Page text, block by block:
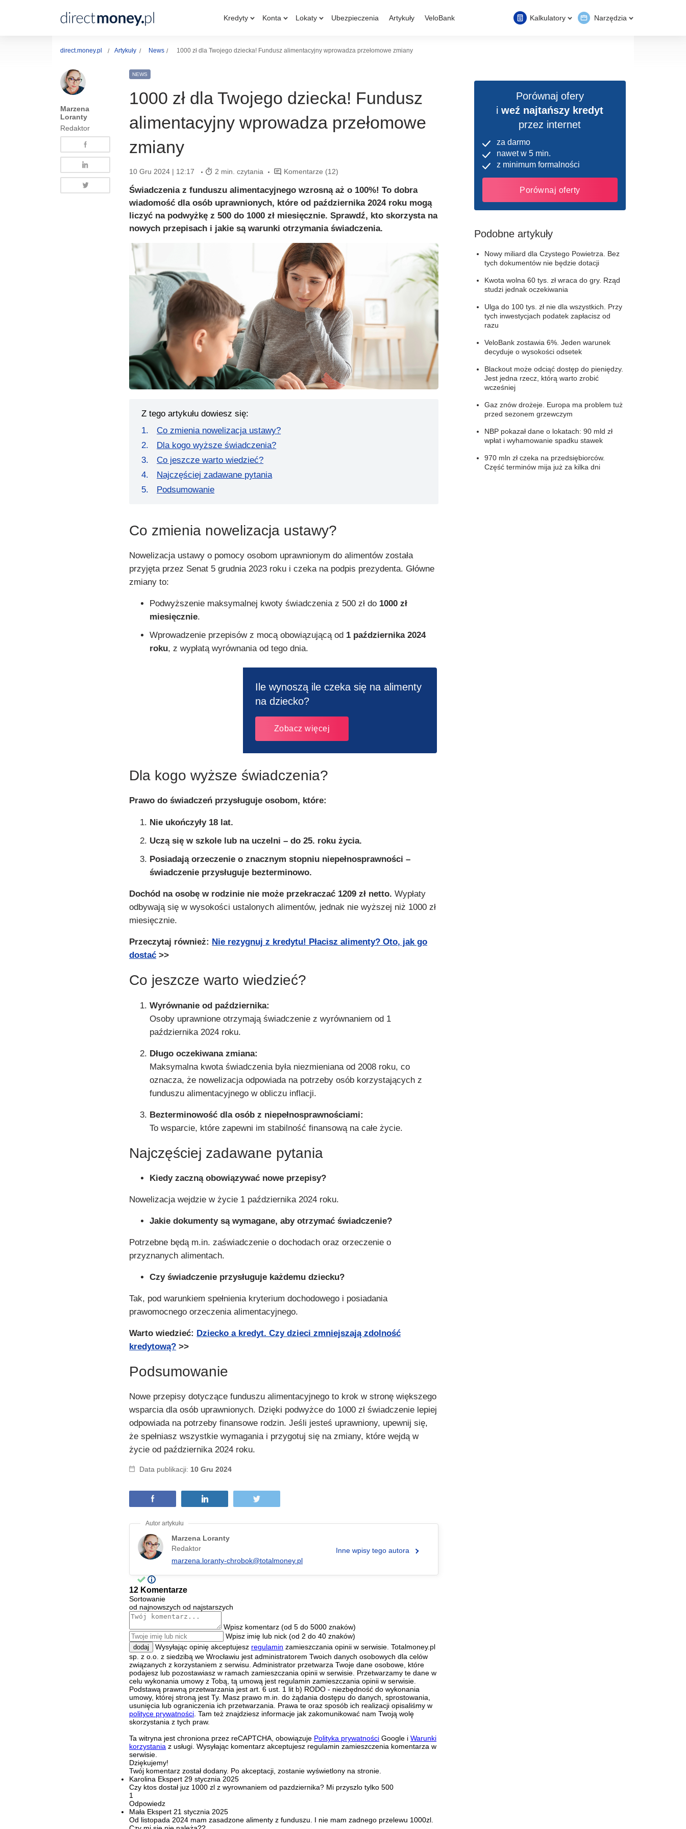
Kredyty Konta Lokaty Ubezpieczenia Artykuły VeloBank Kalkulatory Narzędzia
direct.money.pl Artykuły News 1000 zł dla Twojego dziecka! Fundusz alimentacyjny wprowadza przełomowe zmiany
Marzena
Loranty
Redaktor
NEWS
1000 zł dla Twojego dziecka! Fundusz
alimentacyjny wprowadza przełomowe
zmiany
10 Gru 2024 | 12:17 2 min. czytania Komentarze (12)
Świadczenia z funduszu alimentacyjnego wzrosną aż o 100%! To dobra
wiadomość dla osób uprawnionych, które od października 2024 roku mogą
liczyć na podwyżkę z 500 do 1000 zł miesięcznie. Sprawdź, kto skorzysta na
nowych przepisach i jakie są warunki otrzymania świadczenia.
Z tego artykułu dowiesz się:
Co zmienia nowelizacja ustawy?
Dla kogo wyższe świadczenia?
Co jeszcze warto wiedzieć?
Najczęściej zadawane pytania
Podsumowanie
Co zmienia nowelizacja ustawy?
Nowelizacja ustawy o pomocy osobom uprawnionym do alimentów została
przyjęta przez Senat 5 grudnia 2023 roku i czeka na podpis prezydenta. Główne
zmiany to:
Podwyższenie maksymalnej kwoty świadczenia z 500 zł do 1000 zł
miesięcznie.
Wprowadzenie przepisów z mocą obowiązującą od 1 października 2024
roku, z wypłatą wyrównania od tego dnia.
Ile wynoszą ile czeka się na alimenty
na dziecko?
Zobacz więcej
Dla kogo wyższe świadczenia?
Prawo do świadczeń przysługuje osobom, które:
Nie ukończyły 18 lat.
Uczą się w szkole lub na uczelni – do 25. roku życia.
Posiadają orzeczenie o znacznym stopniu niepełnosprawności –
świadczenie przysługuje bezterminowo.
Dochód na osobę w rodzinie nie może przekraczać 1209 zł netto. Wypłaty
odbywają się w wysokości ustalonych alimentów, jednak nie wyższej niż 1000 zł
miesięcznie.
Przeczytaj również: Nie rezygnuj z kredytu! Płacisz alimenty? Oto, jak go
dostać >>
Co jeszcze warto wiedzieć?
Wyrównanie od października:
Osoby uprawnione otrzymają świadczenie z wyrównaniem od 1
października 2024 roku.
Długo oczekiwana zmiana:
Maksymalna kwota świadczenia była niezmieniana od 2008 roku, co
oznacza, że nowelizacja odpowiada na potrzeby osób korzystających z
funduszu alimentacyjnego w obliczu inflacji.
Bezterminowość dla osób z niepełnosprawnościami:
To wsparcie, które zapewni im stabilność finansową na całe życie.
Najczęściej zadawane pytania
Kiedy zaczną obowiązywać nowe przepisy?
Nowelizacja wejdzie w życie 1 października 2024 roku.
Jakie dokumenty są wymagane, aby otrzymać świadczenie?
Potrzebne będą m.in. zaświadczenie o dochodach oraz orzeczenie o
przyznanych alimentach.
Czy świadczenie przysługuje każdemu dziecku?
Tak, pod warunkiem spełnienia kryterium dochodowego i posiadania
prawomocnego orzeczenia alimentacyjnego.
Warto wiedzieć: Dziecko a kredyt. Czy dzieci zmniejszają zdolność
kredytową? >>
Podsumowanie
Nowe przepisy dotyczące funduszu alimentacyjnego to krok w stronę większego
wsparcia dla osób uprawnionych. Dzięki podwyżce do 1000 zł świadczenie lepiej
odpowiada na potrzeby finansowe rodzin. Jeśli jesteś uprawniony, upewnij się,
że spełniasz wszystkie wymagania i przygotuj się na zmiany, które wejdą w
życie od października 2024 roku.
Data publikacji: 10 Gru 2024
Marzena Loranty
Redaktor
marzena.loranty-chrobok@totalmoney.pl
Inne wpisy tego autora
12 Komentarze
Sortowanie
od najnowszych od najstarszych
Wpisz komentarz (od 5 do 5000 znaków)
Wpisz imię lub nick (od 2 do 40 znaków)
dodaj Wysyłając opinię akceptujesz regulamin zamieszczania opinii w serwisie. Totalmoney.pl
sp. z o.o. z siedzibą we Wrocławiu jest administratorem Twoich danych osobowych dla celów
związanych z korzystaniem z serwisu. Administrator przetwarza Twoje dane osobowe, które
podajesz lub pozostawiasz w ramach zamieszczania opinii w serwisie. Przetwarzamy te dane w
celu wykonania umowy z Tobą, tą umową jest regulamin zamieszczania opinii w serwisie.
Podstawą prawną przetwarzania jest art. 6 ust. 1 lit b) RODO - niezbędność do wykonania
umowy, której stroną jest Ty. Masz prawo m.in. do żądania dostępu do danych, sprostowania,
usunięcia lub ograniczenia ich przetwarzania. Prawa te oraz sposób ich realizacji opisaliśmy w
polityce prywatności . Tam też znajdziesz informacje jak zakomunikować nam Twoją wolę
skorzystania z tych praw.
Ta witryna jest chroniona przez reCAPTCHA, obowiązuje Polityka prywatności Google iWarunki
korzystania z usługi. Wysyłając komentarz akceptujesz regulamin zamieszczenia komentarza w
serwisie.
Dziękujemy!
Twój komentarz został dodany. Po akceptacji, zostanie wyświetlony na stronie.
Karolina Ekspert 29 stycznia 2025
Czy ktos dostał juz 1000 zl z wyrownaniem od pazdziernika? Mi przyszlo tylko 500
1
Odpowiedz
Mała Ekspert 21 stycznia 2025
Od listopada 2024 mam zasadzone alimenty z funduszu. I nie mam zadnego przelewu 1000zl.
Porównaj ofery
iweź najtańszy kredyt
przez internet
za darmo
nawet w 5 min.
z minimum formalności
Porównaj oferty
Podobne artykuły
Nowy miliard dla Czystego Powietrza. Bez
tych dokumentów nie będzie dotacji
Kwota wolna 60 tys. zł wraca do gry. Rząd
studzi jednak oczekiwania
Ulga do 100 tys. zł nie dla wszystkich. Przy
tych inwestycjach podatek zapłacisz od
razu
VeloBank zostawia 6%. Jeden warunek
decyduje o wysokości odsetek
Blackout może odciąć dostęp do pieniędzy.
Jest jedna rzecz, którą warto zrobić
wcześniej
Gaz znów drożeje. Europa ma problem tuż
przed sezonem grzewczym
NBP pokazał dane o lokatach: 90 mld zł
wpłat i wyhamowanie spadku stawek
970 mln zł czeka na przedsiębiorców.
Część terminów mija już za kilka dni